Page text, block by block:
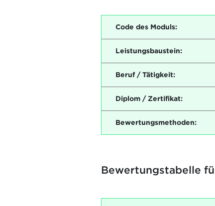
Code des Moduls:
Leistungsbaustein:
Beruf / Tätigkeit:
Diplom / Zertifikat:
Bewertungsmethoden:
Bewertungstabelle